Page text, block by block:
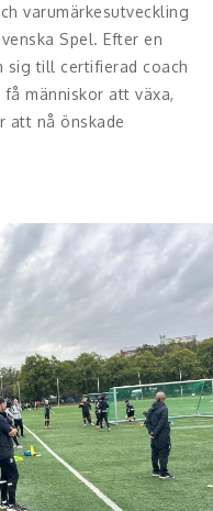
varumärkesutveckling
Spel. Efter en
sig till certifierad coach
människor att växa,
att nå önskade